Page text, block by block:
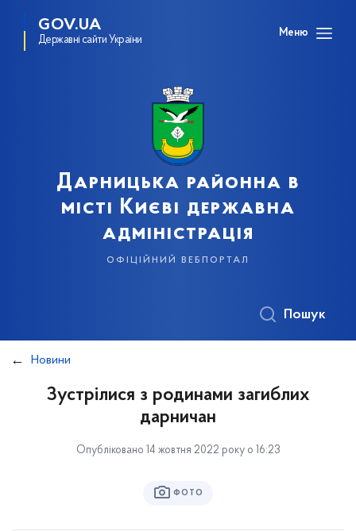
GOV.UA
Державні сайти України
Меню
Дарницька районна в
місті Києві державна
адміністрація
офіційний вебпортал
Пошук
Новини
Зустрілися з родинами загиблих
дарничан
Опубліковано 14 жовтня 2022 року о 16:23
ФОТО